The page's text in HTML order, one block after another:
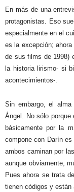
En más de una
protagonistas. Eso
especialmente en el
es la excepción; ahora
de sus films de 1998)
la historia lirismo- si
acontecimientos-.
Sin embargo, el
Ángel. No sólo
básicamente por la
compone con Darín
ambos caminan por
aunque obviamente,
Pues ahora se trata
tienen códigos y están